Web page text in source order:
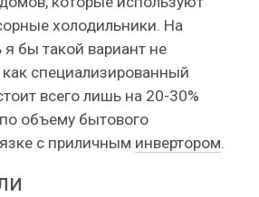
холодильники. На
бы такой вариант не
специализированный
всего лишь на 20-30%
объему бытового
с приличным инвертором